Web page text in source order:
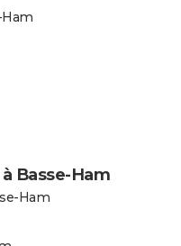
Ham
Basse-Ham
Ham